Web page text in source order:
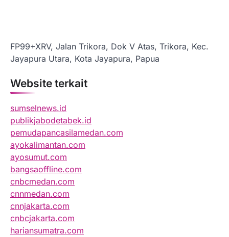
FP99+XRV, Jalan Trikora, Dok V Atas, Trikora, Kec.
Jayapura Utara, Kota Jayapura, Papua
Website terkait
sumselnews.id
publikjabodetabek.id
pemudapancasilamedan.com
ayokalimantan.com
ayosumut.com
bangsaoffline.com
cnbcmedan.com
cnnmedan.com
cnnjakarta.com
cnbcjakarta.com
hariansumatra.com